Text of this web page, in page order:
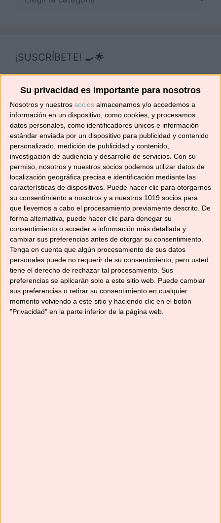
Su privacidad es importante para nosotros
Nosotros y nuestros socios almacenamos y/o accedemos a
información en un dispositivo, como cookies, y procesamos
datos personales, como identificadores únicos e información
estándar enviada por un dispositivo para publicidad y contenido
personalizado, medición de publicidad y contenido,
investigación de audiencia y desarrollo de servicios. Con su
permiso, nosotros y nuestros socios podemos utilizar datos de
localización geográfica precisa e identificación mediante las
características de dispositivos. Puede hacer clic para otorgarnos
su consentimiento a nosotros y a nuestros 1019 socios para
que llevemos a cabo el procesamiento previamente descrito. De
forma alternativa, puede hacer clic para denegar su
consentimiento o acceder a información más detallada y
cambiar sus preferencias antes de otorgar su consentimiento.
Tenga en cuenta que algún procesamiento de sus datos
personales puede no requerir de su consentimiento, pero usted
tiene el derecho de rechazar tal procesamiento. Sus
preferencias se aplicarán solo a este sitio web. Puede cambiar
sus preferencias o retirar su consentimiento en cualquier
momento volviendo a este sitio y haciendo clic en el botón
"Privacidad" en la parte inferior de la página web.
¡SUSCRÍBETE! 🍳🌟
Suscríbete ahora para recibir todas las recetas
en tu correo.
¡No te pierdas ninguna! 👩‍🍳👨‍🍳
Dirección
de
correo
electrónico
Suscribir
YouTube